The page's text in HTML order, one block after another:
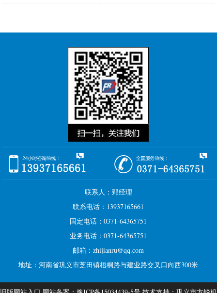
联系人：郅经理
联系电话：13937165661
固定电话：0371-64365751
业务电话：0371-64365751
邮箱：zhijianru@qq.com
地址：河南省巩义市芝田镇梧桐路与建业路交叉口向西300米